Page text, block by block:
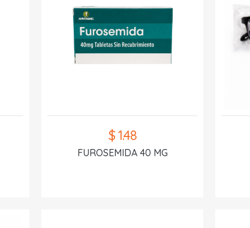
$ 1.48
FUROSEMIDA 40 MG